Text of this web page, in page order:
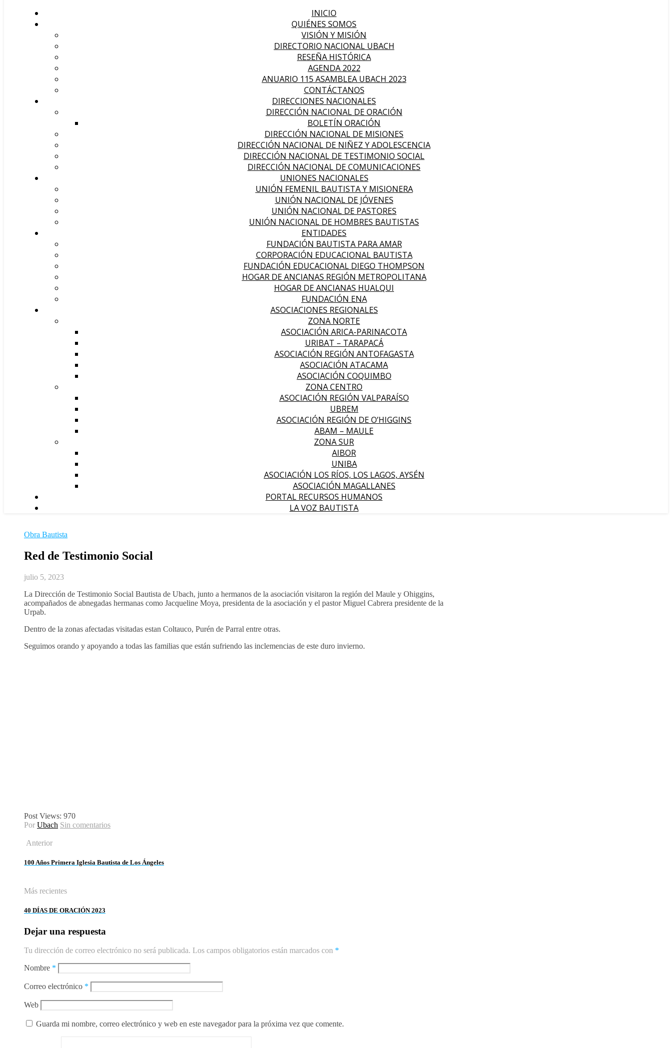
INICIO
QUIÉNES SOMOS
VISIÓN Y MISIÓN
DIRECTORIO NACIONAL UBACH
RESEÑA HISTÓRICA
AGENDA 2022
ANUARIO 115 ASAMBLEA UBACH 2023
CONTÁCTANOS
DIRECCIONES NACIONALES
DIRECCIÓN NACIONAL DE ORACIÓN
BOLETÍN ORACIÓN
DIRECCIÓN NACIONAL DE MISIONES
DIRECCIÓN NACIONAL DE NIÑEZ Y ADOLESCENCIA
DIRECCIÓN NACIONAL DE TESTIMONIO SOCIAL
DIRECCIÓN NACIONAL DE COMUNICACIONES
UNIONES NACIONALES
UNIÓN FEMENIL BAUTISTA Y MISIONERA
UNIÓN NACIONAL DE JÓVENES
UNIÓN NACIONAL DE PASTORES
UNIÓN NACIONAL DE HOMBRES BAUTISTAS
ENTIDADES
FUNDACIÓN BAUTISTA PARA AMAR
CORPORACIÓN EDUCACIONAL BAUTISTA
FUNDACIÓN EDUCACIONAL DIEGO THOMPSON
HOGAR DE ANCIANAS REGIÓN METROPOLITANA
HOGAR DE ANCIANAS HUALQUI
FUNDACIÓN ENA
ASOCIACIONES REGIONALES
ZONA NORTE
ASOCIACIÓN ARICA-PARINACOTA
URIBAT – TARAPACÁ
ASOCIACIÓN REGIÓN ANTOFAGASTA
ASOCIACIÓN ATACAMA
ASOCIACIÓN COQUIMBO
ZONA CENTRO
ASOCIACIÓN REGIÓN VALPARAÍSO
UBREM
ASOCIACIÓN REGIÓN DE O’HIGGINS
ABAM – MAULE
ZONA SUR
AIBOR
UNIBA
ASOCIACIÓN LOS RÍOS, LOS LAGOS, AYSÉN
ASOCIACIÓN MAGALLANES
PORTAL RECURSOS HUMANOS
LA VOZ BAUTISTA
Obra Bautista
Red de Testimonio Social
julio 5, 2023
La Dirección de Testimonio Social Bautista de Ubach, junto a hermanos de la asociación visitaron la región del Maule y Ohiggins,
acompañados de abnegadas hermanas como Jacqueline Moya, presidenta de la asociación y el pastor Miguel Cabrera presidente de la
Urpab.
Dentro de la zonas afectadas visitadas estan Coltauco, Purén de Parral entre otras.
Seguimos orando y apoyando a todas las familias que están sufriendo las inclemencias de este duro invierno.
Post Views: 970
Por Ubach Sin comentarios
Anterior
100 Años Primera Iglesia Bautista de Los Ángeles
Más recientes
40 DÍAS DE ORACIÓN 2023
Dejar una respuesta
Tu dirección de correo electrónico no será publicada. Los campos obligatorios están marcados con *
Nombre *
Correo electrónico *
Web
Guarda mi nombre, correo electrónico y web en este navegador para la próxima vez que comente.